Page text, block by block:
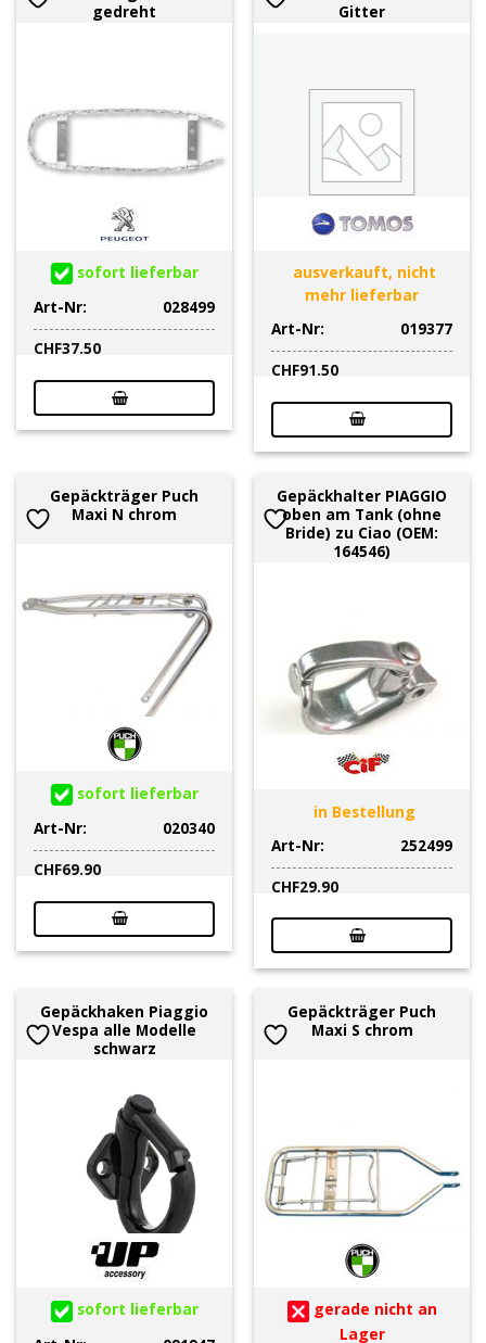
gedreht
sofort lieferbar
Art-Nr:
028499
CHF37.50
Gitter
ausverkauft, nicht
mehr lieferbar
Art-Nr:
019377
CHF91.50
Gepäckträger Puch
Maxi N chrom
sofort lieferbar
Art-Nr:
020340
CHF69.90
Gepäckhalter PIAGGIO
oben am Tank (ohne
Bride) zu Ciao (OEM:
164546)
in Bestellung
Art-Nr:
252499
CHF29.90
Gepäckhaken Piaggio
Vespa alle Modelle
schwarz
sofort lieferbar
Gepäckträger Puch
Maxi S chrom
gerade nicht an
Lager